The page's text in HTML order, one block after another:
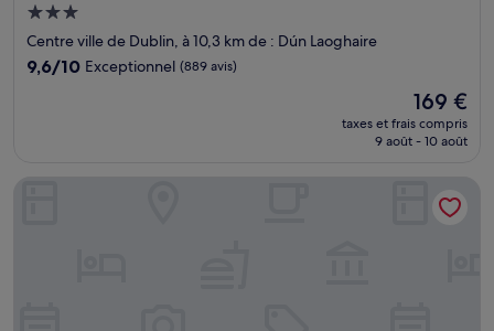
Hébergement
3.0 étoiles
Centre ville de Dublin, à 10,3 km de : Dún Laoghaire
9.6
9,6/10 Exceptionnel (889 avis)
Le
nouveau
prix
169 €
169 €
taxes et frais compris
9 août - 10 août
The Chancery Hotel